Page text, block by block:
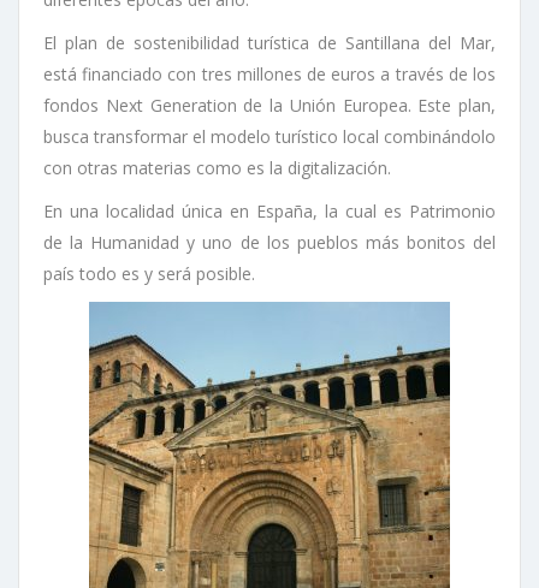
El plan de sostenibilidad turística de Santillana del Mar,
está financiado con tres millones de euros a través de los
fondos Next Generation de la Unión Europea. Este plan,
busca transformar el modelo turístico local combinándolo
con otras materias como es la digitalización.
En una localidad única en España, la cual es Patrimonio
de la Humanidad y uno de los pueblos más bonitos del
país todo es y será posible.